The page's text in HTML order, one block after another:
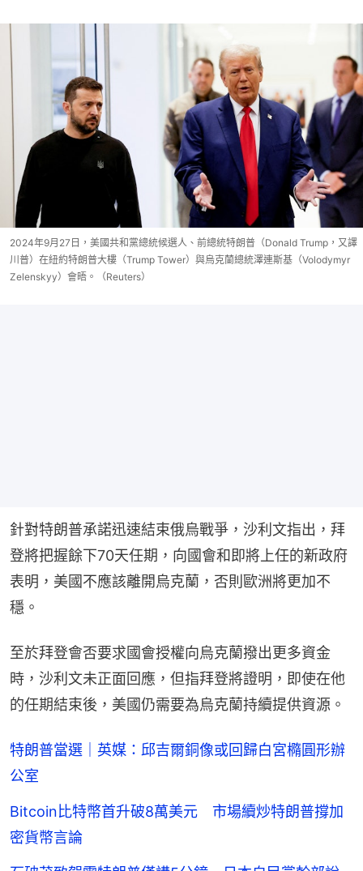
2024年9月27日，美國共和黨總統候選人、前總統特朗普（Donald Trump，又譯
川普）在紐約特朗普大樓（Trump Tower）與烏克蘭總統澤連斯基（Volodymyr
Zelenskyy）會晤。（Reuters）
針對特朗普承諾迅速結束俄烏戰爭，沙利文指出，拜
登將把握餘下70天任期，向國會和即將上任的新政府
表明，美國不應該離開烏克蘭，否則歐洲將更加不
穩。
至於拜登會否要求國會授權向烏克蘭撥出更多資金
時，沙利文未正面回應，但指拜登將證明，即使在他
的任期結束後，美國仍需要為烏克蘭持續提供資源。
特朗普當選｜英媒：邱吉爾銅像或回歸白宮橢圓形辦
公室
Bitcoin比特幣首升破8萬美元 市場續炒特朗普撐加
密貨幣言論